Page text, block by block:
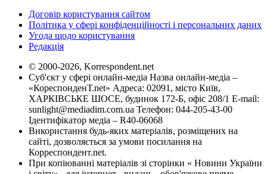
Договір користування сайтом
Політика у сфері конфіденційності і персональних даних
Угода щодо користування
Редакція
© 2000-2026, Korrespondent.net
Суб'єкт у сфері онлайн-медіа Назва онлайн-медіа –
«КореспонденТ.net» Адреса: 02091, місто Київ,
ХАРКІВСЬКЕ ШОСЕ, будинок 172-Б, офіс 208/1 E-mail:
sunlight@mediadim.com.ua Телефон: 044-205-43-00
Ідентифікатор медіа – R40-06068
Використання будь-яких матеріалів, розміщених на
сайті, дозволяється за умови посилання на
Корреспондент.net.
При копіюванні матеріалів зі сторінки « Новини України